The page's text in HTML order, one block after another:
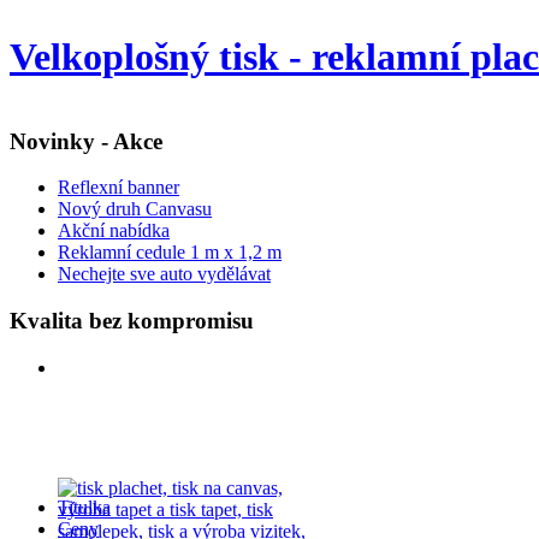
Velkoplošný tisk - reklamní
Novinky - Akce
Reflexní banner
Nový druh Canvasu
Akční nabídka
Reklamní cedule 1 m x 1,2 m
Nechejte sve auto vydělávat
Kvalita bez kompromisu
Titulka
Ceny